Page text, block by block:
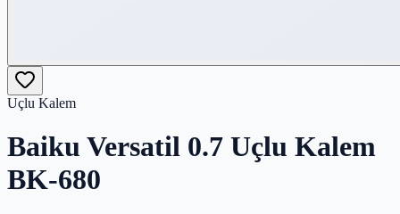
Uçlu Kalem
Baiku Versatil 0.7 Uçlu Kalem
BK-680